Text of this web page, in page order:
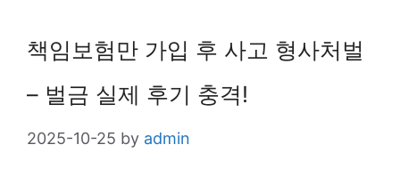
책임보험만 가입 후 사고 형사처벌
– 벌금 실제 후기 충격!
2025-10-25 by admin